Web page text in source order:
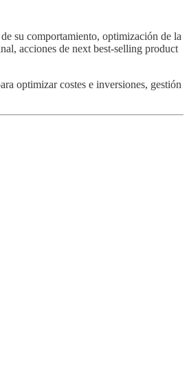
su comportamiento, optimización de la
acciones de next best-selling product
optimizar costes e inversiones, gestión